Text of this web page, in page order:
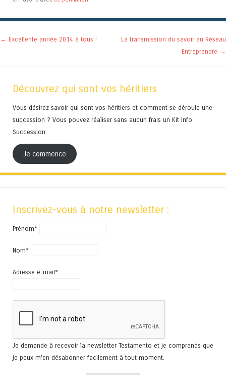
Navigation des articles
← Excellente année 2014 à tous !
La transmission du savoir au Réseau
Entreprendre →
Découvrez qui sont vos héritiers
Vous désirez savoir qui sont vos héritiers et comment se déroule une
succession ? Vous pouvez réaliser sans aucun frais un Kit Info
Succession.
Je commence
Inscrivez-vous à notre newsletter :
Prénom*
Nom*
Adresse e-mail*
Je demande à recevoir la newsletter Testamento et je comprends que
je peux m'en désabonner facilement à tout moment.